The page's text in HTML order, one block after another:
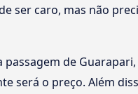
ser caro, mas não
passagem de
será o preço. Além